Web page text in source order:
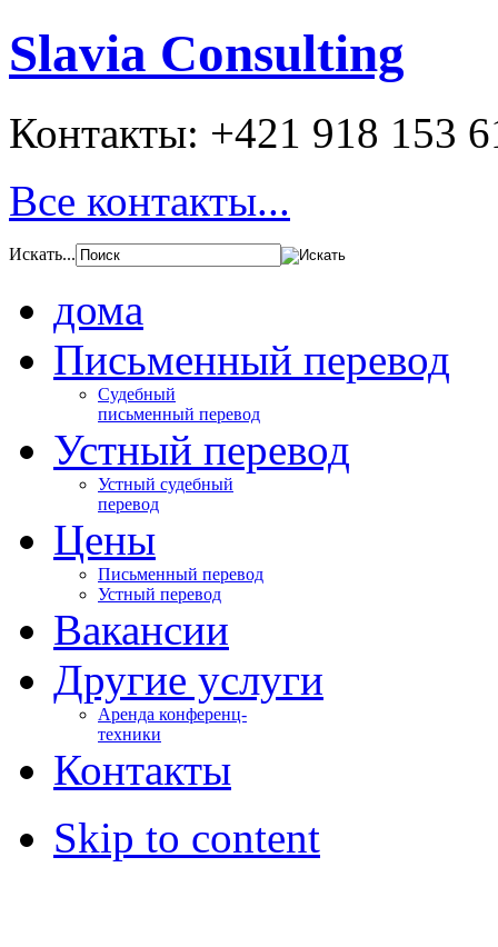
Slavia Consulting
Контакты: +421 918 153
Все контакты...
Искать...
дома
Письменный перевод
Cудебный
письменный перевод
Устный перевод
Устный судебный
перевод
Цены
Письменный перевод
Устный перевод
Вакансии
Другие услуги
Аренда конференц-
техники
Контакты
Skip to content